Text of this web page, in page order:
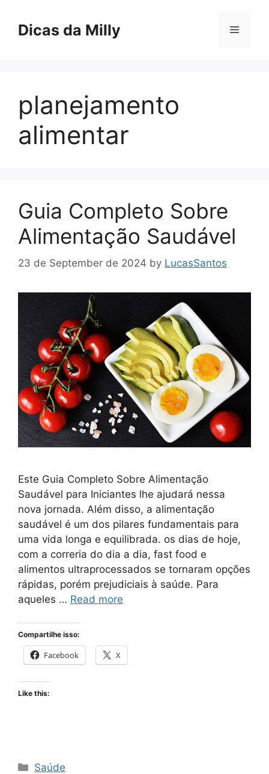
contentDicas da Milly Menu
planejamento
alimentar
Guia Completo Sobre
Alimentação Saudável
23 de September de 2024 by LucasSantos
Este Guia Completo Sobre Alimentação
Saudável para Iniciantes lhe ajudará nessa
nova jornada. Além disso, a alimentação
saudável é um dos pilares fundamentais para
uma vida longa e equilibrada. os dias de hoje,
com a correria do dia a dia, fast food e
alimentos ultraprocessados se tornaram opções
rápidas, porém prejudiciais à saúde. Para
aqueles … Read more
Compartilhe isso:
Facebook X
Like this:
Categories
Saúde